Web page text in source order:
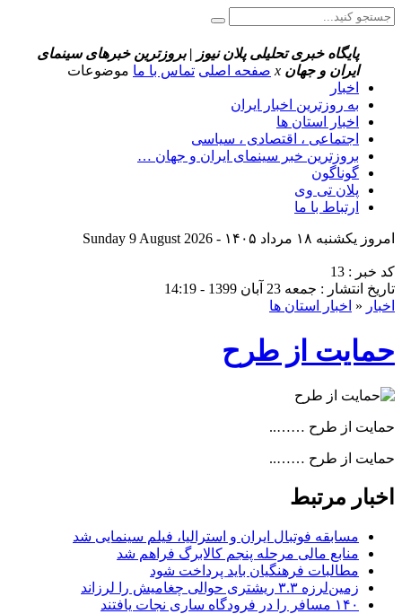
پایگاه خبری تحلیلی پلان نیوز | بروزترین خبرهای سینمای
ایران و جهان x صفحه اصلی تماس با ما موضوعات
اخبار
به روزترین اخبار ایران
اخبار استان ها
اجتماعی ، اقتصادی ، سیاسی
بروزترین خبر سینمای ایران و جهان …
گوناگون
پلان تی وی
ارتباط با ما
امروز یکشنبه ۱۸ مرداد ۱۴۰۵ - Sunday 9 August 2026
کد خبر : 13
تاریخ انتشار : جمعه 23 آبان 1399 - 14:19
اخبار « اخبار استان ها
حمایت از طرح
حمایت از طرح ……..
حمایت از طرح ……..
اخبار مرتبط
مسابقه فوتبال ایران و استرالیا، فیلم سینمایی شد
منابع مالی مرحله پنجم کالابرگ فراهم شد
مطالبات فرهنگیان باید پرداخت شود
زمین‌لرزه ۳.۳ ریشتری حوالی چغامیش را لرزاند
۱۴۰ مسافر را در فرودگاه ساری نجات یافتند